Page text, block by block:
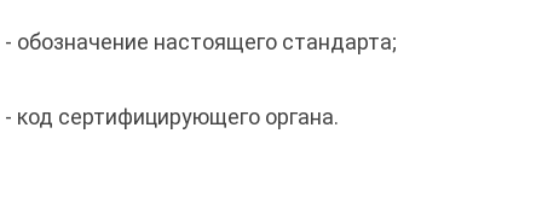
- обозначение настоящего стандарта;
- код сертифицирующего органа.